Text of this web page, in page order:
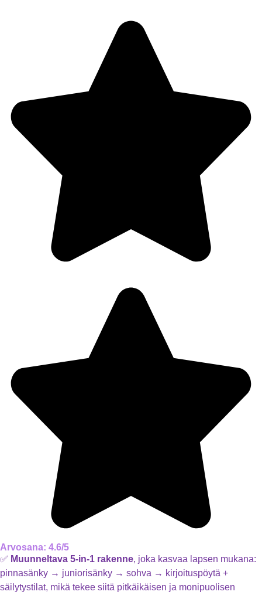
Arvosana: 4.6/5
✅ Muunneltava 5‑in‑1 rakenne, joka kasvaa lapsen mukana:
pinnasänky → juniorisänky → sohva → kirjoituspöytä +
säilytystilat, mikä tekee siitä pitkäikäisen ja monipuolisen